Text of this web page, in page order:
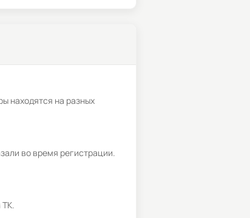
находятся на разных
во время регистрации.
ТК.